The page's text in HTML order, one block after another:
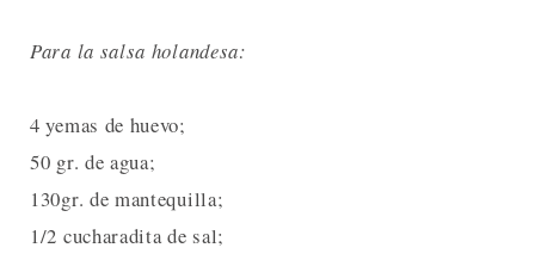
Para la salsa holandesa:
4 yemas de huevo;
50 gr. de agua;
130gr. de mantequilla;
1/2 cucharadita de sal;